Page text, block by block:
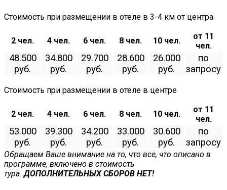
Стоимость при размещении в отеле в 3-4 км от центрa
2 чел. 4 чел. 6 чел. 8 чел. 10 чел.
от 11
чел.
48.500
руб.
34.800
руб.
29.700
руб.
28.600
руб.
26.000
руб.
по
запросу
Стоимость при размещении в отеле в центре
2 чел. 4 чел. 6 чел. 8 чел. 10 чел.
от 11
чел.
53.000
руб.
39.300
руб.
34.200
руб.
33.000
руб.
30.600
руб.
по
запросу
Обращаем Ваше внимание на то, что все, что описано в
программе, включено в стоимость
тура.ДОПОЛНИТЕЛЬНЫХ СБОРОВ НЕТ!